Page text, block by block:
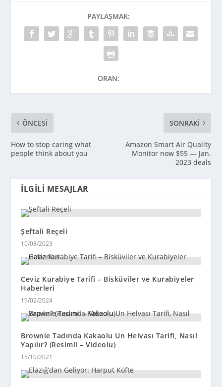
PAYLAŞMAK:
ORAN:
ÖNCESI
How to stop caring what
people think about you
SONRAKI
Amazon Smart Air Quality
Monitor now $55 — Jan.
2023 deals
İLGILI MESAJLAR
Şeftali Reçeli
10/08/2023
Ceviz Kurabiye Tarifi – Bisküviler ve Kurabiyeler
Haberleri
19/02/2024
Brownie Tadında Kakaolu Un Helvası Tarifi, Nasıl
Yapılır? (Resimli – Videolu)
15/10/2021